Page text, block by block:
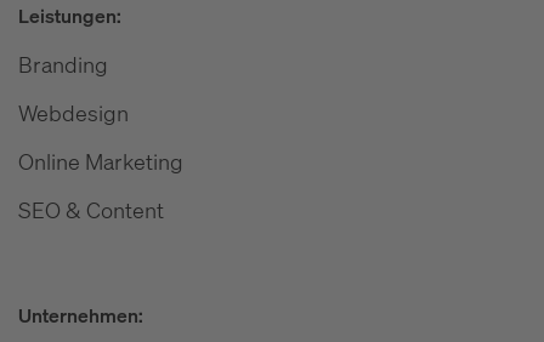
Leistungen:
Branding
Webdesign
Online Marketing
SEO & Content
Unternehmen: